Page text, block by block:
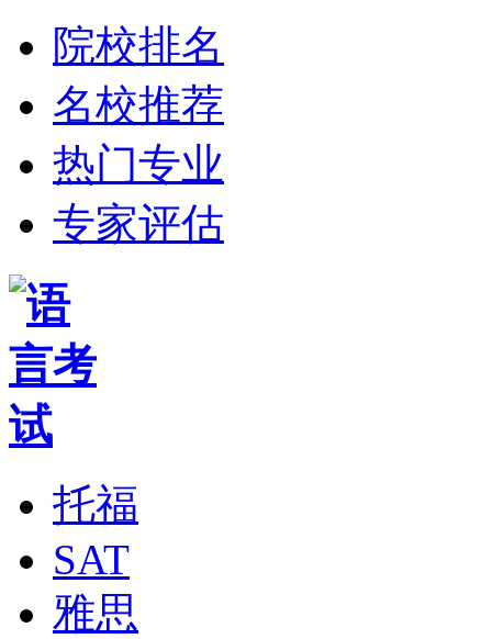
院校排名
名校推荐
热门专业
专家评估
托福
SAT
雅思